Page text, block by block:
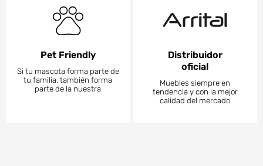
Pet Friendly
Si tu mascota forma parte de
tu familia, también forma
parte de la nuestra
Distribuidor
oficial
Muebles siempre en
tendencia y con la mejor
calidad del mercado